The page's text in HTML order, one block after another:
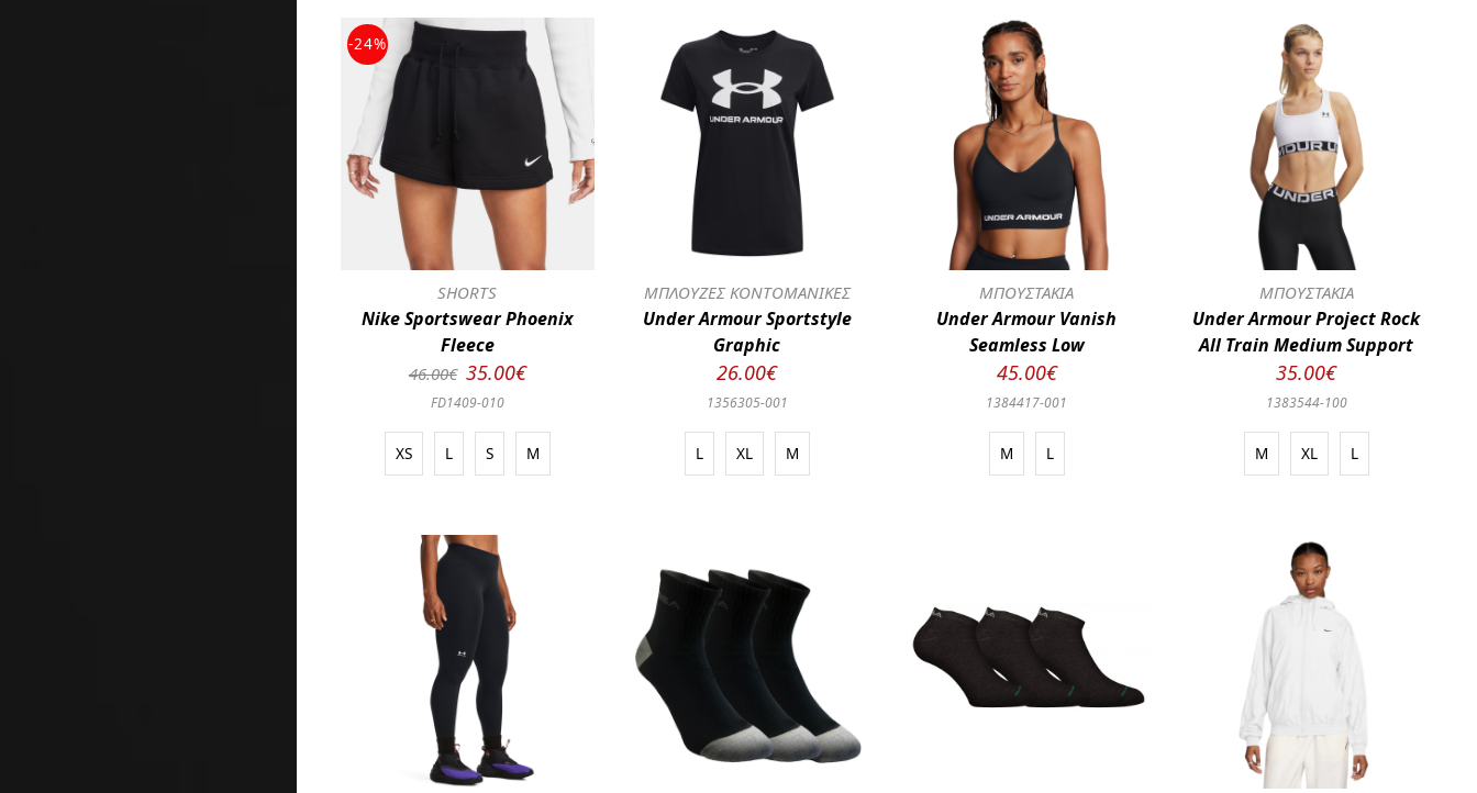
-24%
SHORTS
Nike Sportswear Phoenix
Fleece
46.00€ 35.00€
FD1409-010
XS L S M
ΜΠΛΟΥΖΕΣ ΚΟΝΤΟΜΑΝΙΚΕΣ
Under Armour Sportstyle
Graphic
26.00€
1356305-001
L XL M
ΜΠΟΥΣΤΑΚΙΑ
Under Armour Vanish
Seamless Low
45.00€
1384417-001
M L
ΜΠΟΥΣΤΑΚΙΑ
Under Armour Project Rock
All Train Medium Support
35.00€
1383544-100
M XL L